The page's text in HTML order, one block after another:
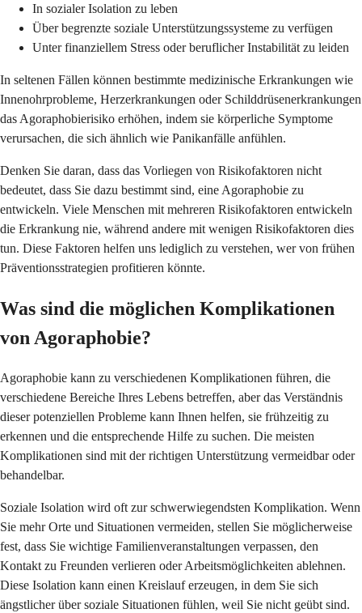
In sozialer Isolation zu leben
Über begrenzte soziale Unterstützungssysteme zu verfügen
Unter finanziellem Stress oder beruflicher Instabilität zu leiden
In seltenen Fällen können bestimmte medizinische Erkrankungen wie
Innenohrprobleme, Herzerkrankungen oder Schilddrüsenerkrankungen
das Agoraphobierisiko erhöhen, indem sie körperliche Symptome
verursachen, die sich ähnlich wie Panikanfälle anfühlen.
Denken Sie daran, dass das Vorliegen von Risikofaktoren nicht
bedeutet, dass Sie dazu bestimmt sind, eine Agoraphobie zu
entwickeln. Viele Menschen mit mehreren Risikofaktoren entwickeln
die Erkrankung nie, während andere mit wenigen Risikofaktoren dies
tun. Diese Faktoren helfen uns lediglich zu verstehen, wer von frühen
Präventionsstrategien profitieren könnte.
Was sind die möglichen Komplikationen
von Agoraphobie?
Agoraphobie kann zu verschiedenen Komplikationen führen, die
verschiedene Bereiche Ihres Lebens betreffen, aber das Verständnis
dieser potenziellen Probleme kann Ihnen helfen, sie frühzeitig zu
erkennen und die entsprechende Hilfe zu suchen. Die meisten
Komplikationen sind mit der richtigen Unterstützung vermeidbar oder
behandelbar.
Soziale Isolation wird oft zur schwerwiegendsten Komplikation. Wenn
Sie mehr Orte und Situationen vermeiden, stellen Sie möglicherweise
fest, dass Sie wichtige Familienveranstaltungen verpassen, den
Kontakt zu Freunden verlieren oder Arbeitsmöglichkeiten ablehnen.
Diese Isolation kann einen Kreislauf erzeugen, in dem Sie sich
ängstlicher über soziale Situationen fühlen, weil Sie nicht geübt sind.